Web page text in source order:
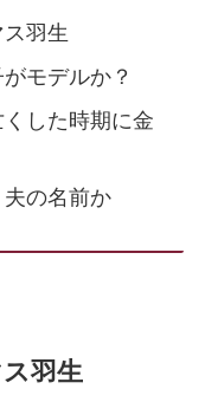
羽生
モデルか？
した時期に金
の名前か
羽生